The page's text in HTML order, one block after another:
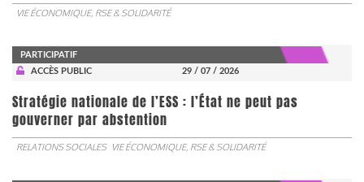
VIE ÉCONOMIQUE, RSE & SOLIDARITÉ
PARTICIPATIF
ACCÈS PUBLIC
29 / 07 / 2026
Stratégie nationale de l’ESS : l’État ne peut pas
gouverner par abstention
RELATIONS SOCIALES VIE ÉCONOMIQUE, RSE & SOLIDARITÉ